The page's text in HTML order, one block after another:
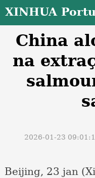
XINHUA
China
na
2026-01-23
Beijing, 23 jan